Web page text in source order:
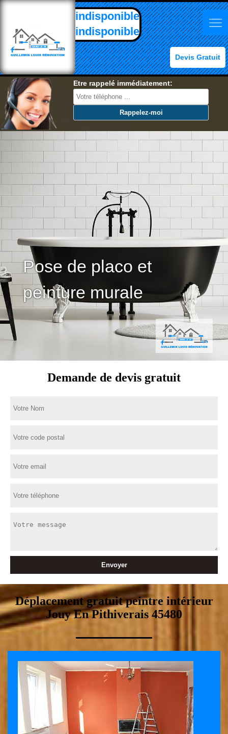
indisponible
indisponible
Devis Gratuit
Etre rappelé immédiatement:
Pose de placo et
peinture murale
Demande de devis gratuit
Déplacement gratuit peintre intérieur
Jouy En Pithiverais 45480